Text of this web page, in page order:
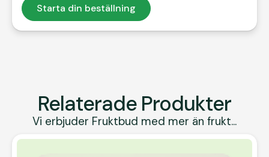
Starta din beställning
Starta din beställning
Relaterade Produkter
Vi erbjuder Fruktbud med mer än frukt...